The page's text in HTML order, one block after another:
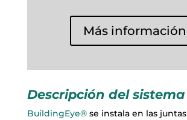
Más información
Descripción del sistema
BuildingEye®se instala en las juntas